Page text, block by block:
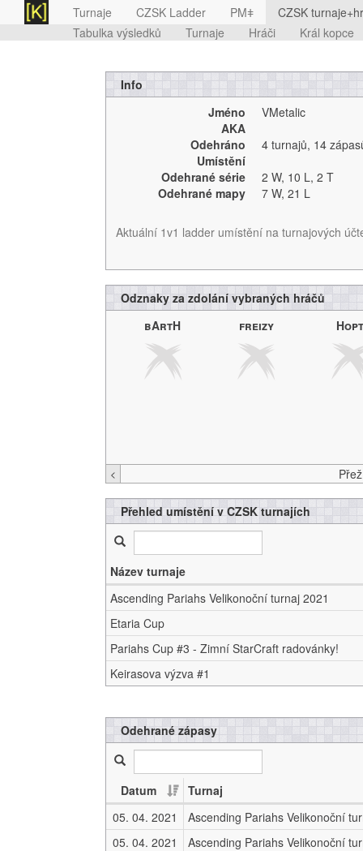
Turnaje CZSK Ladder PMǂ
CZSK
Tabulka výsledků
Turnaje Hráči Král kopce
Info
Jméno
VMetalic
AKA
Odehráno
4 turnajů, 14
Umístění
Odehrané série
2 W, 10 L, 2 T
Odehrané mapy
7 W, 21 L
Aktuální 1v1 ladder umístění na turnajových
Odznaky za zdolání vybraných hráčů
bArtH
freizy
<
Přehled umístění v CZSK turnajích
Název turnaje
Ascending Pariahs Velikonoční turnaj 2021
Etaria Cup
Pariahs Cup #3 - Zimní StarCraft radovánky!
Keirasova výzva #1
Odehrané zápasy
Datum
Turnaj
05. 04. 2021
05. 04. 2021